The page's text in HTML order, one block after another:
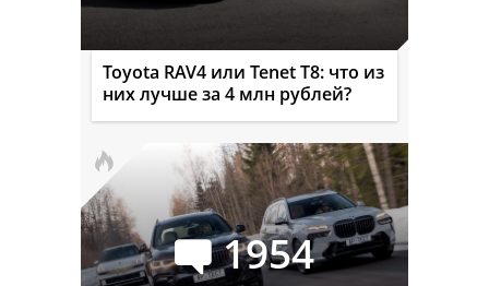
Toyota RAV4 или Tenet T8: что из
них лучше за 4 млн рублей?
1954